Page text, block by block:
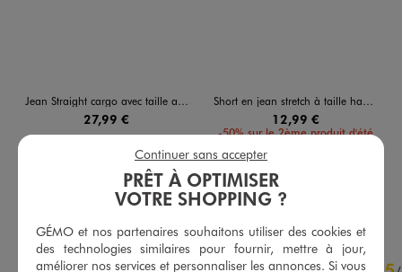
Jean Straight cargo avec taille ajustable fille
27,99 €
5/5 de moyenne
(32 avis)
AJOUTERAU PANIER
Short en jean stretch à taille haute et revers fille
12,99 €
-50% sur le 2ème produit d'été
AJOUTER
PRÊT À OPTIMISER
VOTRE SHOPPING ?
GÉMO et nos partenaires souhaitons utiliser des cookies et
des technologies similaires pour fournir, mettre à jour,
améliorer nos services et personnaliser les annonces. Si vous
Continuer sans accepter